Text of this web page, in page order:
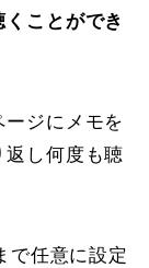
ことができ
ジにメモを
し何度も聴
で任意に設定